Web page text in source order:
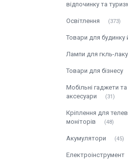
відпочинку та
Освітлення 373
Товари для будинку
Лампи для гкль-лаку
Товари для бізнесу
Мобільні гаджети та
аксесуари
31
Кріплення для
моніторів
48
Акумулятори 45
Електроінструмент